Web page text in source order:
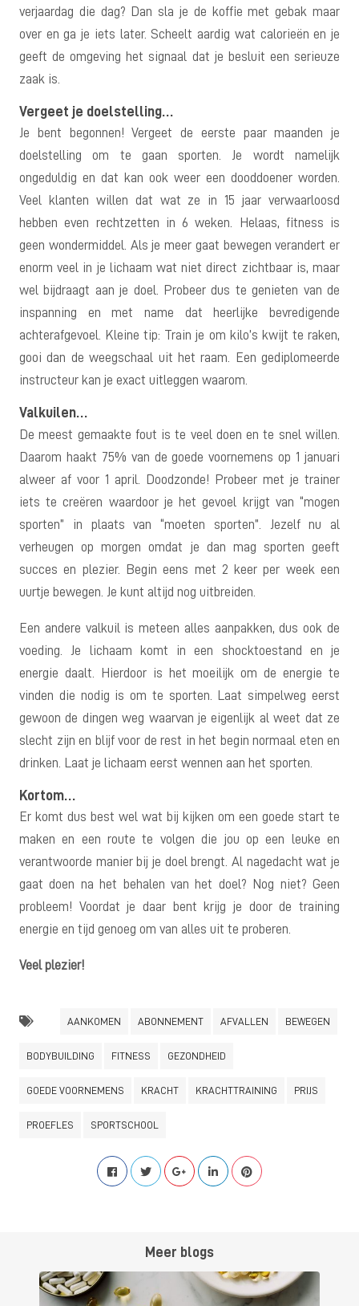
verjaardag die dag? Dan sla je de koffie met gebak maar
over en ga je iets later. Scheelt aardig wat calorieën en je
geeft de omgeving het signaal dat je besluit een serieuze
zaak is.
Vergeet je doelstelling…
Je bent begonnen! Vergeet de eerste paar maanden je
doelstelling om te gaan sporten. Je wordt namelijk
ongeduldig en dat kan ook weer een dooddoener worden.
Veel klanten willen dat wat ze in 15 jaar verwaarloosd
hebben even rechtzetten in 6 weken. Helaas, fitness is
geen wondermiddel. Als je meer gaat bewegen verandert er
enorm veel in je lichaam wat niet direct zichtbaar is, maar
wel bijdraagt aan je doel. Probeer dus te genieten van de
inspanning en met name dat heerlijke bevredigende
achterafgevoel. Kleine tip: Train je om kilo’s kwijt te raken,
gooi dan de weegschaal uit het raam. Een gediplomeerde
instructeur kan je exact uitleggen waarom.
Valkuilen…
De meest gemaakte fout is te veel doen en te snel willen.
Daarom haakt 75% van de goede voornemens op 1 januari
alweer af voor 1 april. Doodzonde! Probeer met je trainer
iets te creëren waardoor je het gevoel krijgt van “mogen
sporten” in plaats van “moeten sporten”. Jezelf nu al
verheugen op morgen omdat je dan mag sporten geeft
succes en plezier. Begin eens met 2 keer per week een
uurtje bewegen. Je kunt altijd nog uitbreiden.
Een andere valkuil is meteen alles aanpakken, dus ook de
voeding. Je lichaam komt in een shocktoestand en je
energie daalt. Hierdoor is het moeilijk om de energie te
vinden die nodig is om te sporten. Laat simpelweg eerst
gewoon de dingen weg waarvan je eigenlijk al weet dat ze
slecht zijn en blijf voor de rest in het begin normaal eten en
drinken. Laat je lichaam eerst wennen aan het sporten.
Kortom…
Er komt dus best wel wat bij kijken om een goede start te
maken en een route te volgen die jou op een leuke en
verantwoorde manier bij je doel brengt. Al nagedacht wat je
gaat doen na het behalen van het doel? Nog niet? Geen
probleem! Voordat je daar bent krijg je door de training
energie en tijd genoeg om van alles uit te proberen.
Veel plezier!
AANKOMEN ABONNEMENT AFVALLEN BEWEGEN
BODYBUILDING FITNESS GEZONDHEID
GOEDE VOORNEMENS KRACHT KRACHTTRAINING PRIJS
PROEFLES SPORTSCHOOL
Meer blogs